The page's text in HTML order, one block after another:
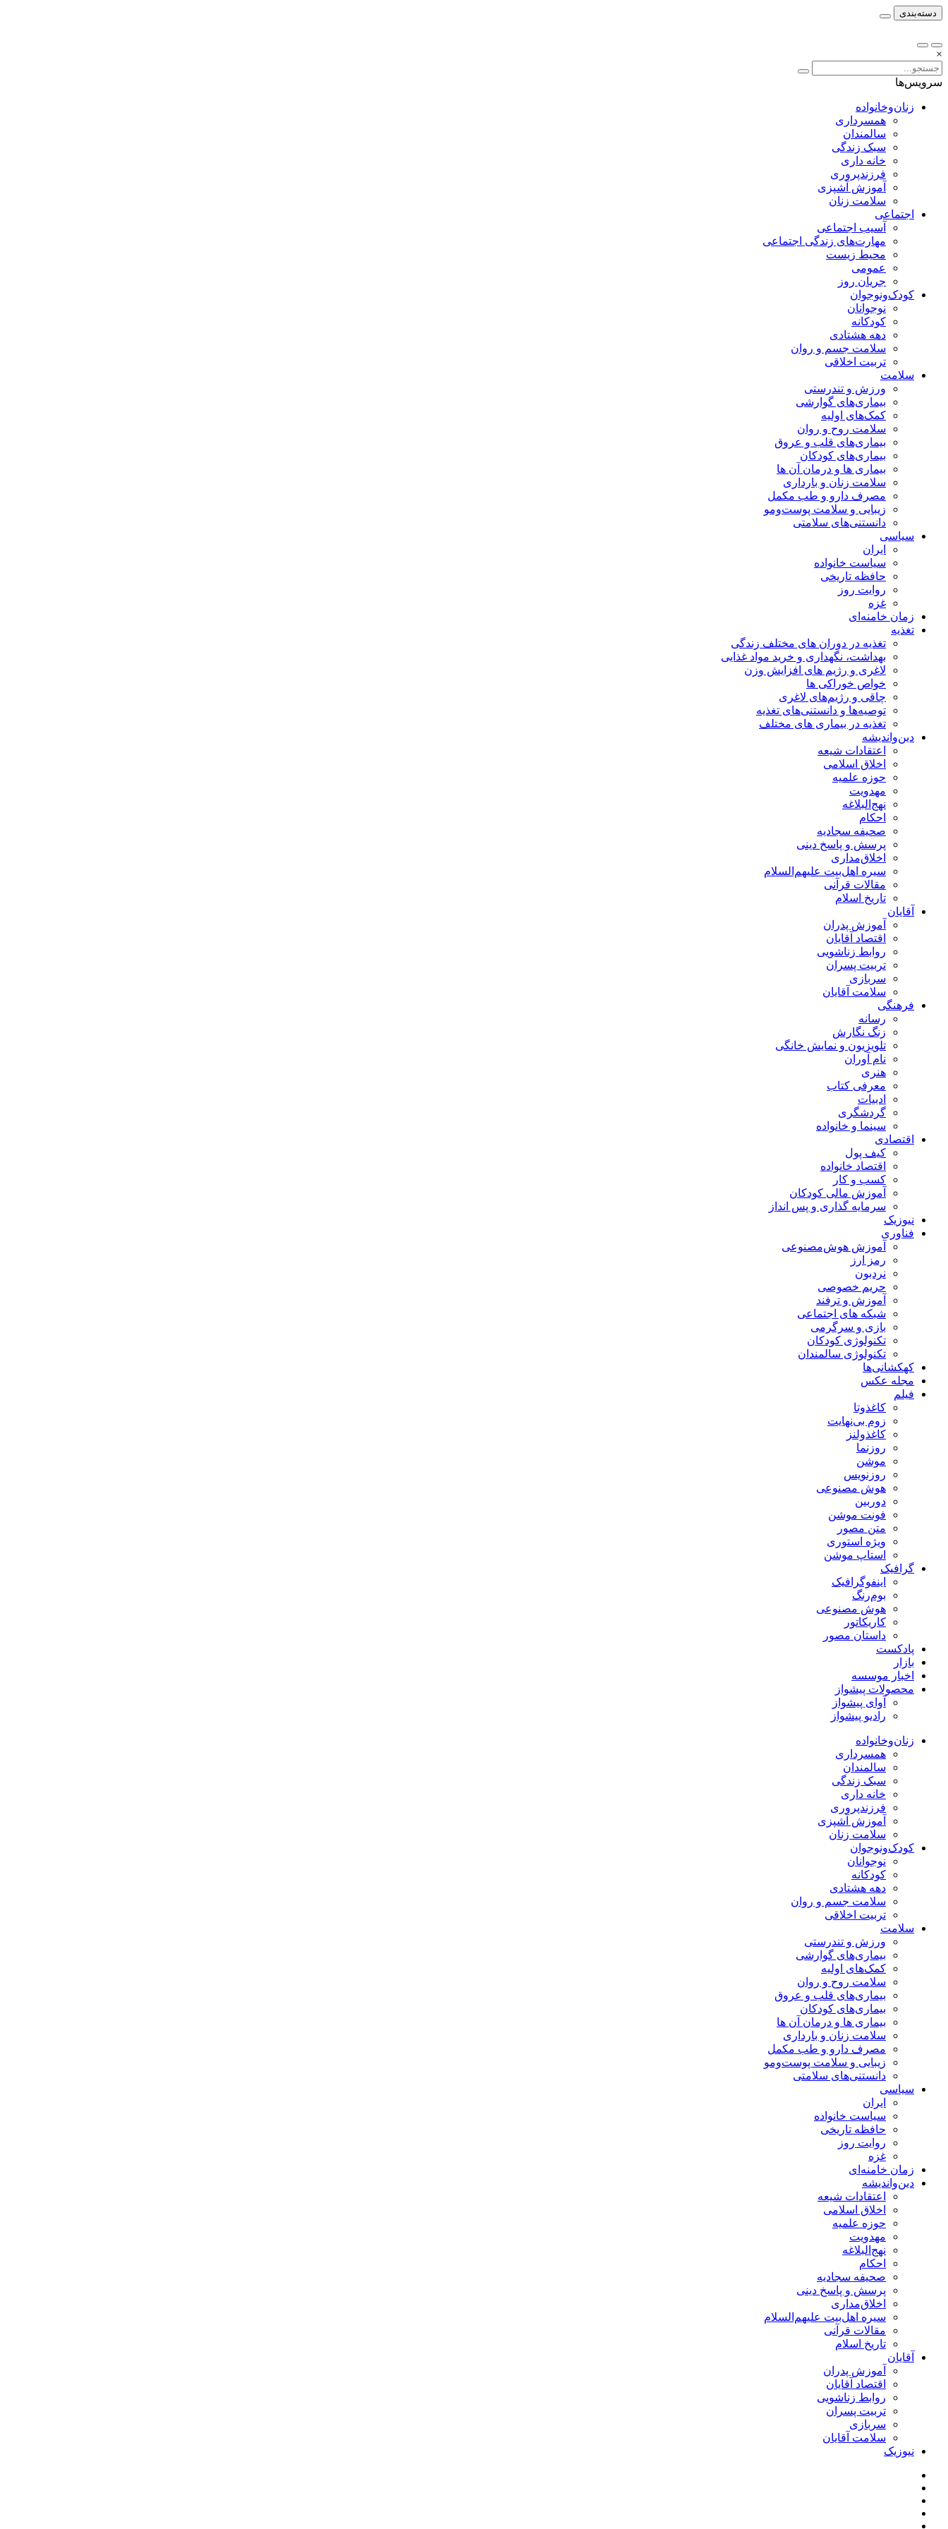
دسته‌بندی
×
سرویس‌ها
زنان‌وخانواده
همسرداری
سالمندان
سبک زندگی
خانه داری
فرزندپروری
آموزش آشپزی
سلامت زنان
اجتماعی
آسیب اجتماعی
مهارت‌های زندگی اجتماعی
محیط زیست
عمومی
جریان روز
کودک‌ونوجوان
نوجوانان
کودکانه
دهه هشتادی
سلامت جسم و روان
تربیت اخلاقی
سلامت
ورزش و تندرستی
بیماری‌های گوارشی
کمک‌های اولیه
سلامت روح و روان
بیماری‌های قلب و عروق
بیماری‌های کودکان
بیماری ها و درمان آن ها
سلامت زنان و بارداری
مصرف دارو و طب مکمل
زیبایی و سلامت پوست‌ومو
دانستنی‌های سلامتی
سیاسی
ایران
سیاست خانواده
حافظه تاریخی
روایت روز
غزه
زمان خامنه‌ای
تغذیه
تغذیه در دوران های مختلف زندگی
بهداشت، نگهداری و خرید مواد غذایی
لاغری و رژیم های افزایش وزن
خواص خوراكی ها
چاقی و رژیم‌های لاغری
توصیه‌ها و دانستنی‌های تغذیه
تغذیه در بیماری های مختلف
دین‌واندیشه
اعتقادات شیعه
اخلاق اسلامی
حوزه علمیه
مهدویت
نهج‌البلاغه
احکام
صحیفه سجادیه
پرسش و پاسخ دینی
اخلاق‌مداری
سیره اهل‌بیت علیهم‌السلام
مقالات قرآنی
تاریخ اسلام
آقایان
آموزش پدران
اقتصاد آقایان
روابط زناشویی
تربیت پسران
سربازی
سلامت آقایان
فرهنگی
رسانه
زنگ نگارش
تلویزیون و نمایش خانگی
نام آوران
هنری
معرفی کتاب
ادبیات
گردشگری
سینما و خانواده
اقتصادی
کیف پول
اقتصاد خانواده
کسب و کار
آموزش مالی کودکان
سرمایه گذاری و پس انداز
نیوزیک
فناوری
آموزش هوش‌مصنوعی
رمز ارز
نردبون
حریم خصوصی
آموزش و ترفند
شبکه های اجتماعی
بازی و سرگرمی
تکنولوژی کودکان
تکنولوژی سالمندان
کهکشانی‌ها
مجله عکس
فیلم
کاغذوتا
زوم بی‌نهایت
کاغذولنز
روزنما
موشن
روزنویس
هوش مصنوعی
دوربین
فونت موشن
متن مصور
ویژه استوری
استاپ موشن
گرافیک
اینفوگرافیک
بوم‌رنگ
هوش مصنوعی
کاریکاتور
داستان مصور
پادکست
بازار
اخبار موسسه
محصولات پیشواز
آوای پیشواز
رادیو پیشواز
زنان‌وخانواده
همسرداری
سالمندان
سبک زندگی
خانه داری
فرزندپروری
آموزش آشپزی
سلامت زنان
کودک‌ونوجوان
نوجوانان
کودکانه
دهه هشتادی
سلامت جسم و روان
تربیت اخلاقی
سلامت
ورزش و تندرستی
بیماری‌های گوارشی
کمک‌های اولیه
سلامت روح و روان
بیماری‌های قلب و عروق
بیماری‌های کودکان
بیماری ها و درمان آن ها
سلامت زنان و بارداری
مصرف دارو و طب مکمل
زیبایی و سلامت پوست‌ومو
دانستنی‌های سلامتی
سیاسی
ایران
سیاست خانواده
حافظه تاریخی
روایت روز
غزه
زمان خامنه‌ای
دین‌واندیشه
اعتقادات شیعه
اخلاق اسلامی
حوزه علمیه
مهدویت
نهج‌البلاغه
احکام
صحیفه سجادیه
پرسش و پاسخ دینی
اخلاق‌مداری
سیره اهل‌بیت علیهم‌السلام
مقالات قرآنی
تاریخ اسلام
آقایان
آموزش پدران
اقتصاد آقایان
روابط زناشویی
تربیت پسران
سربازی
سلامت آقایان
نیوزیک